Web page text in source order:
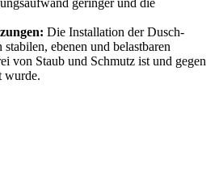
Die Installation der Dusch-
ebenen und belastbaren
von Staub und Schmutz ist und gegen
wurde.